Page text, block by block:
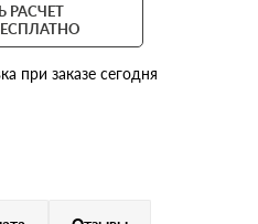
РАСЧЕТ
при заказе сегодня